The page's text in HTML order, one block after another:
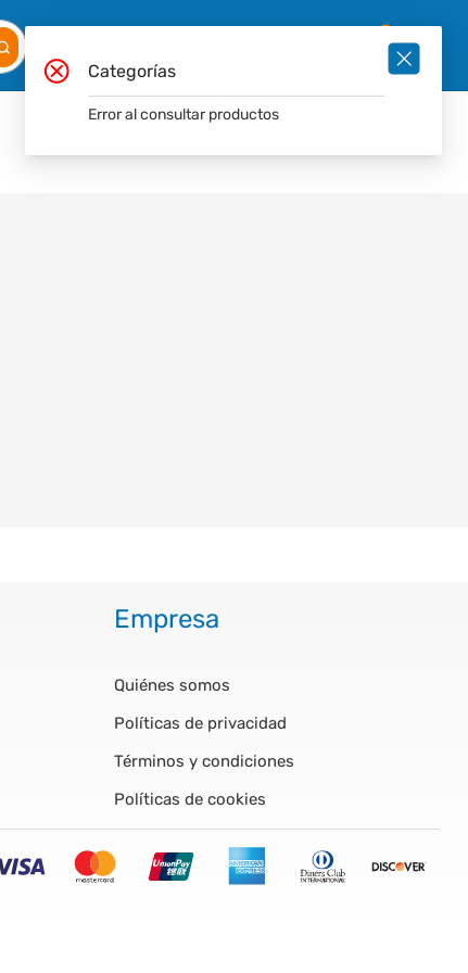
Empresa
Quiénes somos
Políticas de privacidad
Términos y condiciones
Políticas de cookies
Categorías
Error al consultar productos